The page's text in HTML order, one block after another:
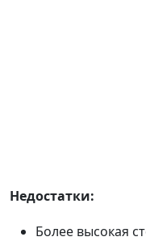
Недостатки:
Более высокая